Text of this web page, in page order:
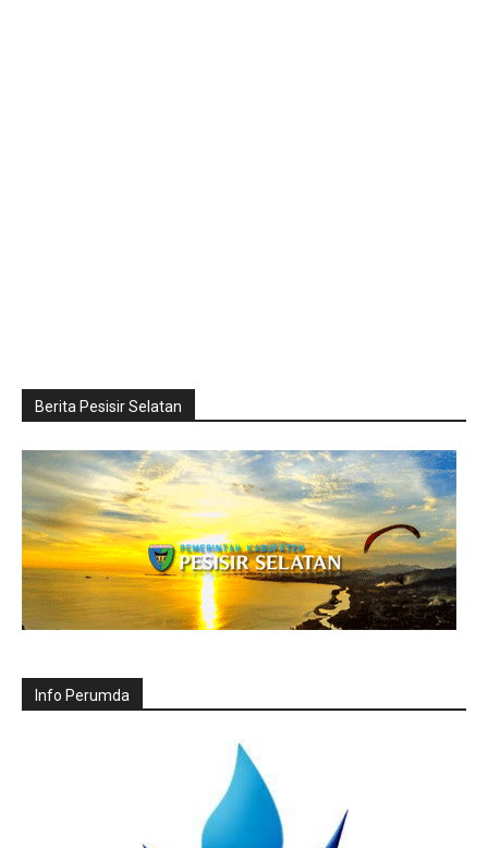
Berita Pesisir Selatan
Info Perumda